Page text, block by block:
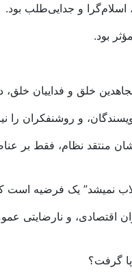
و جدایی‌طلب بود.
بود.
خلق و فداییان خلق،
و روشنفکران
منتقد نظام، فقط بر
اقتصادی، و
گرفت؟